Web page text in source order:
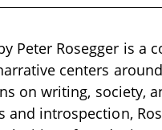
Peter Rosegger is
centers
on writing, society,
and introspection,